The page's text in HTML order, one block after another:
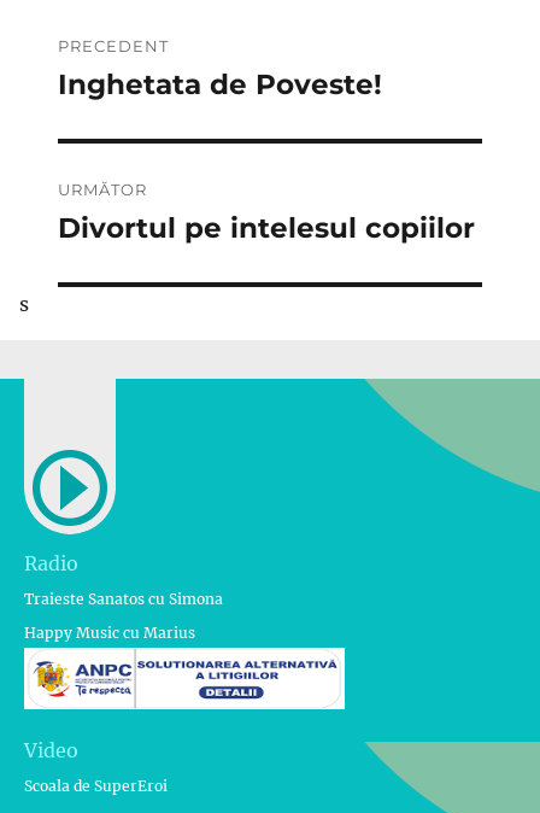
în
PRECEDENT
Articolul
Inghetata de Poveste!
URMĂTOR
Articolul
Divortul pe intelesul copiilor
s
Radio
Traieste Sanatos cu Simona
Happy Music cu Marius
Video
Scoala de SuperEroi